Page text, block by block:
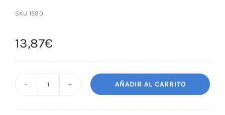
SKU 1590
13,87€
AÑADIR AL CARRITO